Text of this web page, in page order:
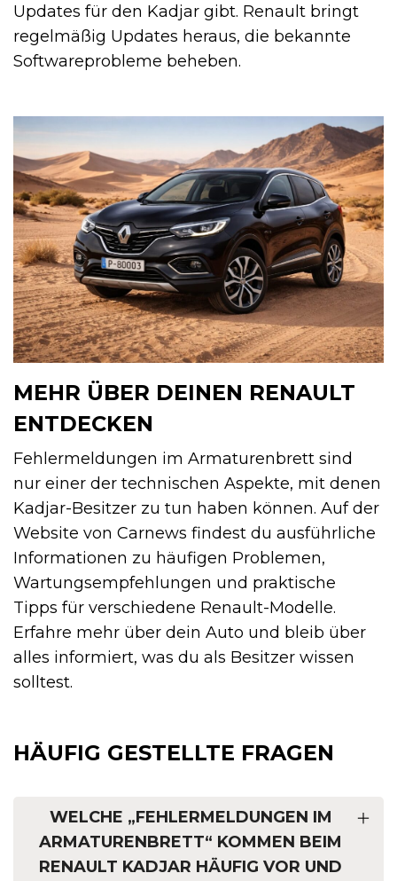
Updates für den Kadjar gibt. Renault bringt
regelmäßig Updates heraus, die bekannte
Softwareprobleme beheben.
MEHR ÜBER DEINEN RENAULT
ENTDECKEN
Fehlermeldungen im Armaturenbrett sind
nur einer der technischen Aspekte, mit denen
Kadjar-Besitzer zu tun haben können. Auf der
Website von Carnews findest du ausführliche
Informationen zu häufigen Problemen,
Wartungsempfehlungen und praktische
Tipps für verschiedene Renault-Modelle.
Erfahre mehr über dein Auto und bleib über
alles informiert, was du als Besitzer wissen
solltest.
HÄUFIG GESTELLTE FRAGEN
WELCHE „FEHLERMELDUNGEN IM
ARMATURENBRETT“ KOMMEN BEIM
RENAULT KADJAR HÄUFIG VOR UND